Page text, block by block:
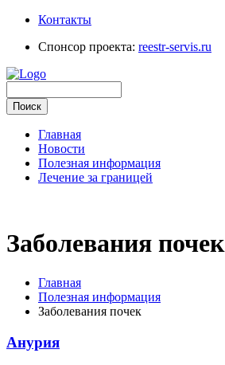
Контакты
Спонсор проекта: reestr-servis.ru
Главная
Новости
Полезная информация
Лечение за границей
Заболевания почек
Главная
Полезная информация
Заболевания почек
Анурия